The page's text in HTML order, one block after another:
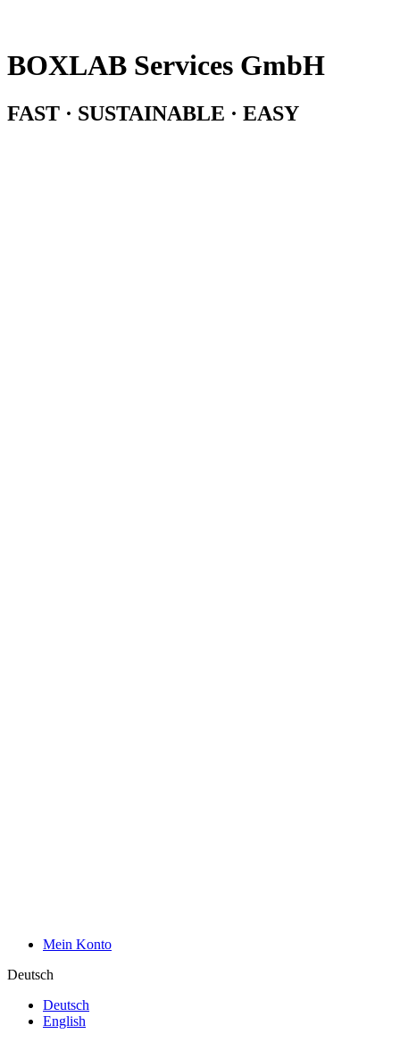
BOXLAB Services GmbH
FAST · SUSTAINABLE · EASY
Mein Konto
Deutsch
Deutsch
English